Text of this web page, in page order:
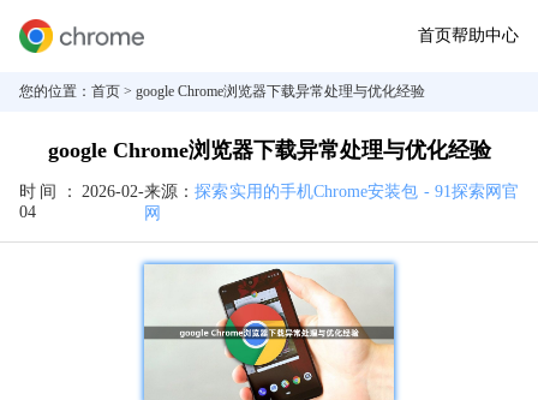
首页帮助中心
您的位置： 首页 > google Chrome浏览器下载异常处理与优化经验
google Chrome浏览器下载异常处理与优化经验
时间： 2026-02-
04
来源：探索实用的手机Chrome安装包 - 91探索网官
网